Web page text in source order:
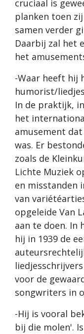
cruciaal is
planken toen
samen verder
Daarbij zal het
het
-Waar heeft hij
humorist/
In de praktijk,
het
amusement
was. Er
zoals de
Lichte Muziek
en misstanden
van
opgeleide Van
aan te doen. In
hij in 1939 de
voor de
songwriters in
-Hij is vooral
bij die molen'.